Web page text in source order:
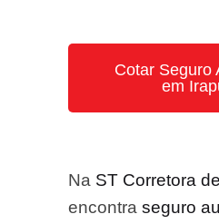
Cotar Seguro
em
Na ST Corretora
encontra seguro